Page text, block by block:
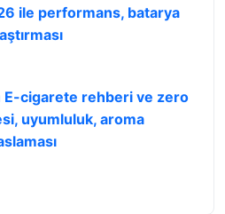
ile performans, batarya
E-cigarete rehberi ve zero
uyumluluk, aroma